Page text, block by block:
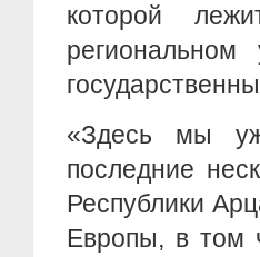
которой
«Здесь мы
последние
Республики
Европы, в том